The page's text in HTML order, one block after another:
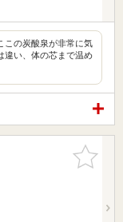
この炭酸泉が非常に気
違い、体の芯まで温め
お気に入
りに追加